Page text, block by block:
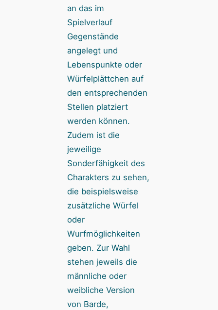
an das im
Spielverlauf
Gegenstände
angelegt und
Lebenspunkte oder
Würfelplättchen auf
den entsprechenden
Stellen platziert
werden können.
Zudem ist die
jeweilige
Sonderfähigkeit des
Charakters zu sehen,
die beispielsweise
zusätzliche Würfel
oder
Wurfmöglichkeiten
geben. Zur Wahl
stehen jeweils die
männliche oder
weibliche Version
von Barde,